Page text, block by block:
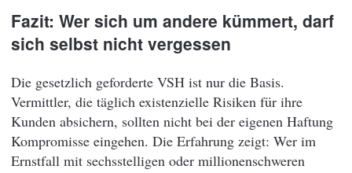
Fazit: Wer sich um andere kümmert, darf
sich selbst nicht vergessen
Die gesetzlich geforderte VSH ist nur die Basis.
Vermittler, die täglich existenzielle Risiken für ihre
Kunden absichern, sollten nicht bei der eigenen Haftung
Kompromisse eingehen. Die Erfahrung zeigt: Wer im
Ernstfall mit sechsstelligen oder millionenschweren